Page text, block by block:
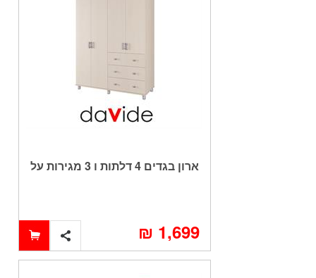
ארון בגדים 4 דלתות ו 3 מגירות על
1,699 ₪